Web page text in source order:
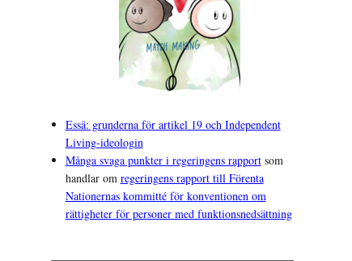
Essä: grunderna för artikel 19 och Independent
Living-ideologin
Många svaga punkter i regeringens rapportsom
handlar om regeringens rapport till Förenta
Nationernas kommitté för konventionen om
rättigheter för personer med funktionsnedsättning